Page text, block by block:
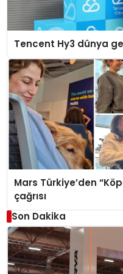
Tencent Hy3 dünya
Mars Türkiye’den
çağrısı
Son Dakika